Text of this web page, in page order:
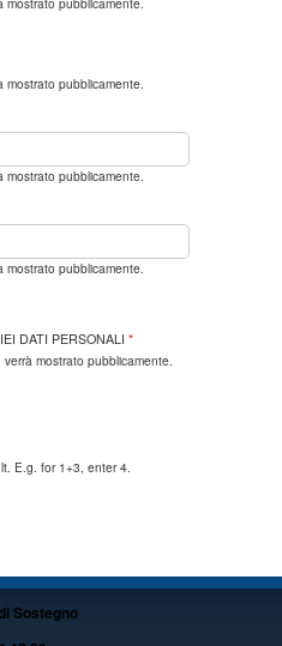
pubblicamente.
pubblicamente.
pubblicamente.
DATI PERSONALI *
mostrato pubblicamente.
E.g. for 1+3, enter 4.
Sostegno